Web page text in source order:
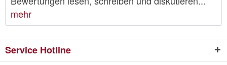
mehr
Service Hotline